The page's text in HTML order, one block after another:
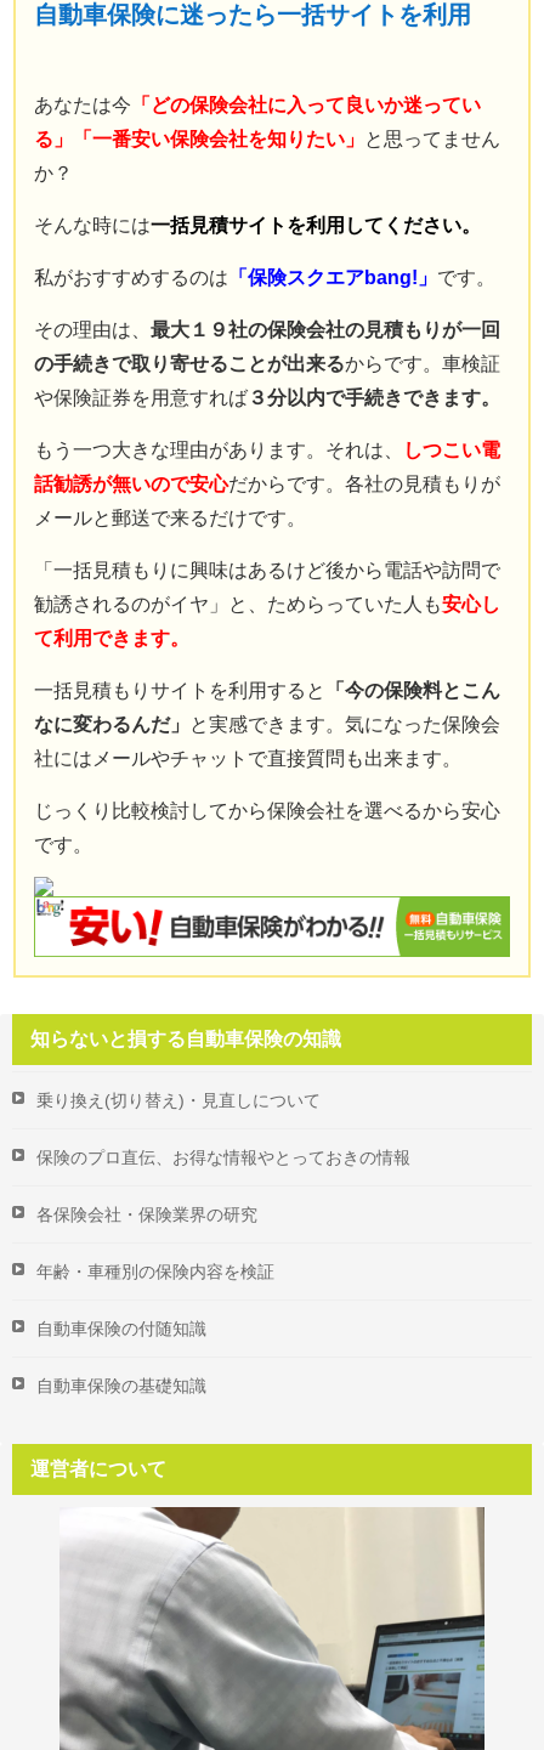
自動車保険に迷ったら一括サイトを利用
あなたは今 「どの保険会社に入って良いか迷ってい
る」「一番安い保険会社を知りたい」 と思ってません
か？
そんな時には一括見積サイトを利用してください。
私がおすすめするのは 「保険スクエアbang!」 です。
その理由は、最大１９社の保険会社の見積もりが一回
の手続きで取り寄せることが出来るからです。車検証
や保険証券を用意すれば ３分以内で手続きできます。
もう一つ大きな理由があります。それは、
しつこい電
話勧誘が無いので安心だからです。各社の見積もりが
メールと郵送で来るだけです。
「一括見積もりに興味はあるけど後から電話や訪問で
勧誘されるのがイヤ」と、ためらっていた人も安心し
て利用できます。
一括見積もりサイトを利用すると
「今の保険料とこん
なに変わるんだ」
と実感できます。気になった保険会
社にはメールやチャットで直接質問も出来ます。
じっくり比較検討してから保険会社を選べるから安心
です。
知らないと損する自動車保険の知識
乗り換え(切り替え)・見直しについて
保険のプロ直伝、お得な情報やとっておきの情報
各保険会社・保険業界の研究
年齢・車種別の保険内容を検証
自動車保険の付随知識
自動車保険の基礎知識
運営者について